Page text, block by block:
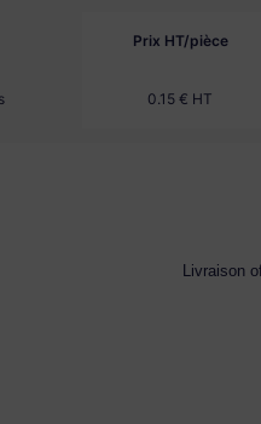
Prix HT/pièce
0.15 € HT
Livraison